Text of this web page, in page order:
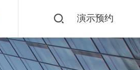
演示预约